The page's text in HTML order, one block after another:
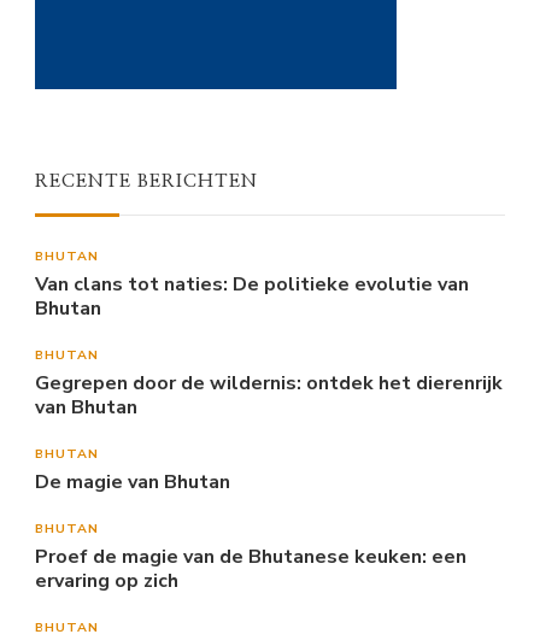
RECENTE BERICHTEN
BHUTAN
Van clans tot naties: De politieke evolutie van
Bhutan
BHUTAN
Gegrepen door de wildernis: ontdek het dierenrijk
van Bhutan
BHUTAN
De magie van Bhutan
BHUTAN
Proef de magie van de Bhutanese keuken: een
ervaring op zich
BHUTAN